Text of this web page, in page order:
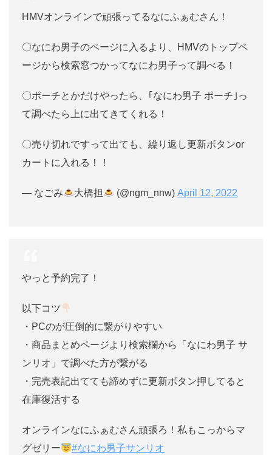
HMVオンラインで頑張ってるなにふぁむさん！
〇なにわ男子のページに入るより、HMVのトップペ
ージから検索窓つかってなにわ男子って調べる！
〇ポーチとかだけやったら、｢なにわ男子 ポーチ｣っ
て調べたら上に出てきてくれる！
〇売り切れですって出ても、繰り返し更新ボタンor
カートに入れる！！
— なごみ 大橋担 (@ngm_nnw)April 12, 2022
やっと予約完了！
以下コツ
・PCのが圧倒的に繋がりやすい
・商品まとめページより検索欄から「なにわ男子 サ
ンリオ」で調べた方が繋がる
・完売表記出てても諦めずに更新ボタン押してると
在庫復活する
オンラインなにふぁむさん頑張ろ！私もこっからマ
グゼリー
#なにわ男子サンリオ